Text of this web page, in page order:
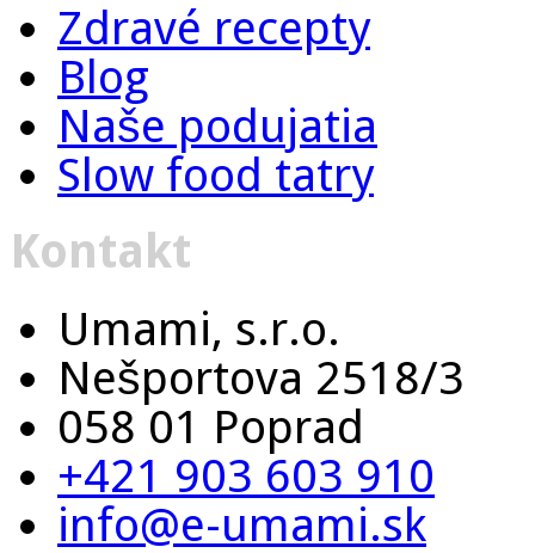
Zdravé recepty
Blog
Naše podujatia
Slow food tatry
Kontakt
Umami, s.r.o.
Nešportova 2518/3
058 01 Poprad
+421 903 603 910
info@e-umami.sk